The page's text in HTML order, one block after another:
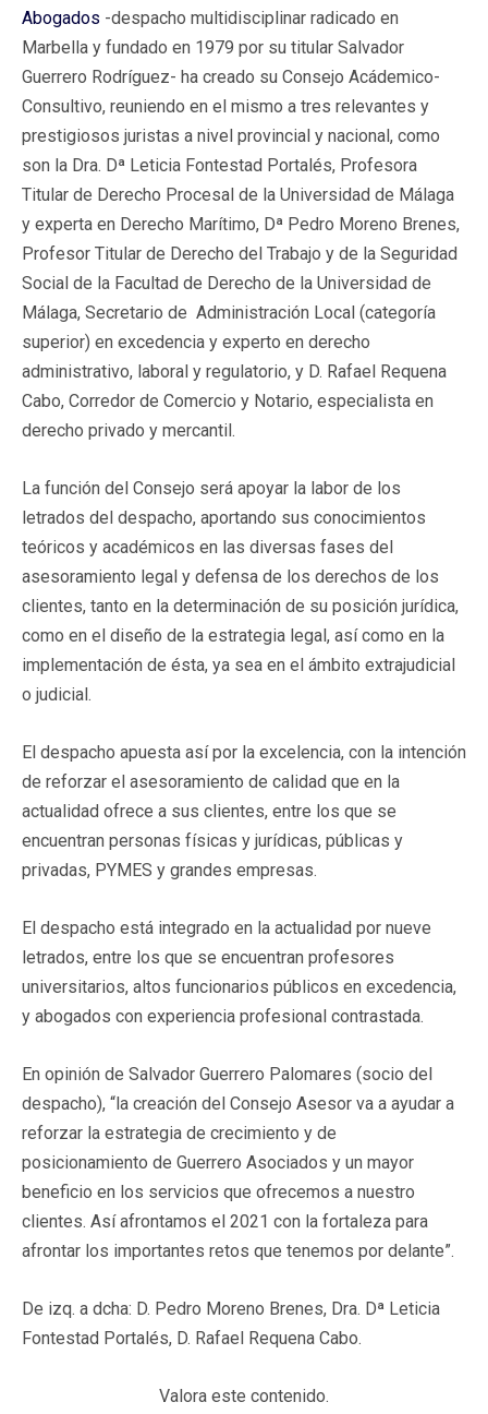
Abogados -despacho multidisciplinar radicado en
Marbella y fundado en 1979 por su titular Salvador
Guerrero Rodríguez- ha creado su Consejo Acádemico-
Consultivo, reuniendo en el mismo a tres relevantes y
prestigiosos juristas a nivel provincial y nacional, como
son la Dra. Dª Leticia Fontestad Portalés, Profesora
Titular de Derecho Procesal de la Universidad de Málaga
y experta en Derecho Marítimo, Dª Pedro Moreno Brenes,
Profesor Titular de Derecho del Trabajo y de la Seguridad
Social de la Facultad de Derecho de la Universidad de
Málaga, Secretario de Administración Local (categoría
superior) en excedencia y experto en derecho
administrativo, laboral y regulatorio, y D. Rafael Requena
Cabo, Corredor de Comercio y Notario, especialista en
derecho privado y mercantil.
La función del Consejo será apoyar la labor de los
letrados del despacho, aportando sus conocimientos
teóricos y académicos en las diversas fases del
asesoramiento legal y defensa de los derechos de los
clientes, tanto en la determinación de su posición jurídica,
como en el diseño de la estrategia legal, así como en la
implementación de ésta, ya sea en el ámbito extrajudicial
o judicial.
El despacho apuesta así por la excelencia, con la intención
de reforzar el asesoramiento de calidad que en la
actualidad ofrece a sus clientes, entre los que se
encuentran personas físicas y jurídicas, públicas y
privadas, PYMES y grandes empresas.
El despacho está integrado en la actualidad por nueve
letrados, entre los que se encuentran profesores
universitarios, altos funcionarios públicos en excedencia,
y abogados con experiencia profesional contrastada.
En opinión de Salvador Guerrero Palomares (socio del
despacho), “la creación del Consejo Asesor va a ayudar a
reforzar la estrategia de crecimiento y de
posicionamiento de Guerrero Asociados y un mayor
beneficio en los servicios que ofrecemos a nuestro
clientes. Así afrontamos el 2021 con la fortaleza para
afrontar los importantes retos que tenemos por delante”.
De izq. a dcha: D. Pedro Moreno Brenes, Dra. Dª Leticia
Fontestad Portalés, D. Rafael Requena Cabo.
Valora este contenido.